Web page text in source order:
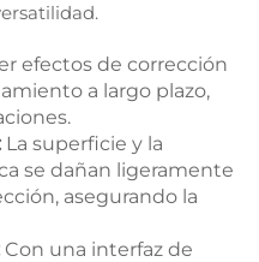
efectos de corrección
a largo plazo,
La superficie y la
se dañan ligeramente
asegurando la
Con una interfaz de